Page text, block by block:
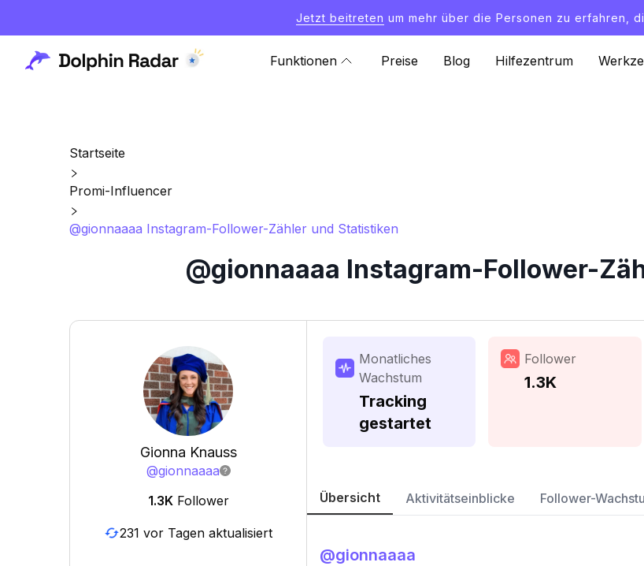
Jetzt beitreten um mehr über die Personen zu erfahren,
Funktionen Preise Blog Hilfezentrum
Startseite
Promi-Influencer
@gionnaaaa Instagram-Follower-Zähler und Statistiken
@gionnaaaa Instagram-Follower-
Gionna Knauss
@gionnaaaa
1.3K Follower
231 vor Tagen aktualisiert
Monatliches
Wachstum
Tracking
gestartet
Follower
1.3K
Übersicht Aktivitätseinblicke Follower-
@gionnaaaa